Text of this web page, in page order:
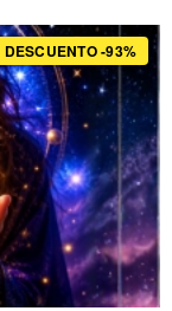
DESCUENTO -93%